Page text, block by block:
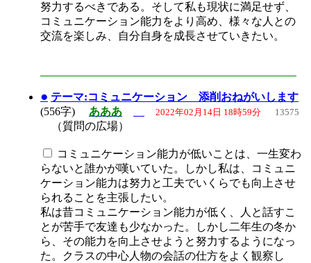
努力するべきである。そして私も現状に満足せず、
コミュニケーション能力をより高め、様々な人との
交流を楽しみ、自分自身を成長させていきたい。
● テーマ:コミュニケーション 添削おねがいします
(556字) あああ 2022年02月14日 18時59分 13575
（質問の広場）
コミュニケーション能力が低いことは、一生変わ
らないと誰かが嘆いていた。しかし私は、コミュニ
ケーション能力は努力と工夫でいくらでも向上させ
られることを主張したい。
私は昔コミュニケーション能力が低く、人と話すこ
とが苦手で友達も少なかった。しかし二年生の冬か
ら、その能力を向上させようと努力するようになっ
た。クラスの中心人物の会話の仕方をよく観察し